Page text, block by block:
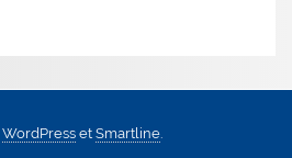
WordPress et Smartline.